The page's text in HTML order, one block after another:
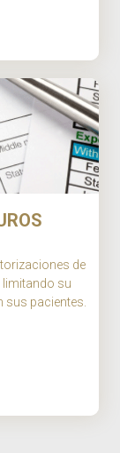
de
limitando su
sus pacientes.